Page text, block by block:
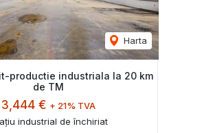
Harta
productie industriala la 20 km
de TM
3,444 € + 21% TVA
industrial de închiriat